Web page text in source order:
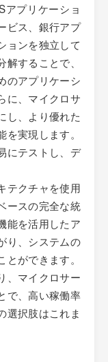
プリケーショ
ビス、銀行アプ
ョンを独立して
することで、
のアプリケーシ
に、マイクロサ
し、より優れた
実現します。
にテストし、デ
テクチャを使用
ースの完全な統
能を活用したア
り、システムの
ができます。
、マイクロサー
で、高い稼働率
選択肢はこれま